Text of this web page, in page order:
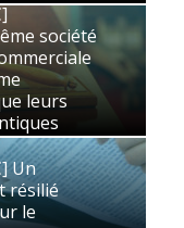
société
leurs
leurs
Affaires
Un
résilié
le
Un
résilié
le